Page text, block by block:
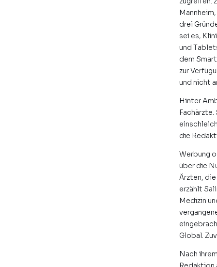
drei
sei es,
und
dem
zur
und nicht
Hinter
die
Werbung
über die
Ärzten,
erzählt
Medizin
Global.
Nach